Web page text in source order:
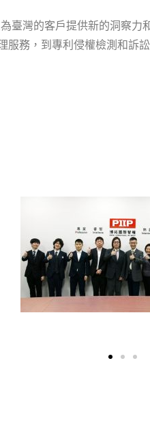
臺灣的客戶提供新的洞察
服務，到專利侵權檢測和訴